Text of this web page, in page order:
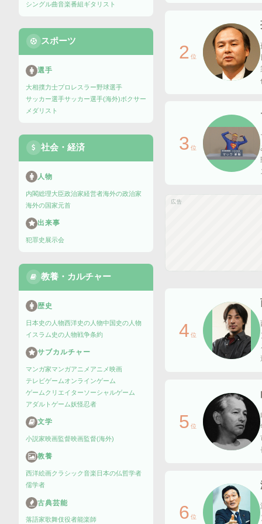
シングル曲音楽番組ギタリスト
スポーツ
選手
大相撲力士プロレスラー野球選手
サッカー選手サッカー選手(海外)ボクサー
メダリスト
社会・経済
人物
内閣総理大臣政治家経営者海外の政治家
海外の国家元首
出来事
犯罪史 展示会
教養・カルチャー
歴史
日本史の人物西洋史の人物中国史の人物
イスラム史の人物戦争条約
サブカルチャー
マンガ家マンガアニメ アニメ映画
テレビゲームオンラインゲーム
ゲームクリエイターソーシャルゲーム
アダルトゲーム妖怪忍者
文学
小説家映画監督映画監督(海外)
教養
西洋絵画クラシック音楽 日本の仏哲学者
儒学者
古典芸能
落語家歌舞伎役者能楽師
2 位
3 位
広告
4 位
5 位
6 位